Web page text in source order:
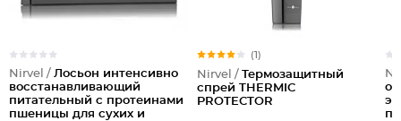
Nirvel / Лосьон интенсивно
восстанавливающий
питательный с протеинами
пшеницы для сухих и
(1)
Nirvel / Термозащитный
спрей THERMIC
PROTECTOR